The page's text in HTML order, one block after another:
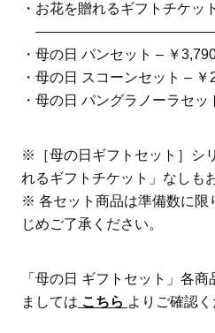
・お花を贈れるギフトチケッ
・母の日 パンセット – ￥
・母の日 スコーンセット –
・母の日 パングラノーラセ
※［母の日ギフトセット］シ
れるギフトチケット」なしも
※ 各セット商品は準備数に限
じめご了承ください。
「母の日 ギフトセット」各
ましては こちら よりご確認く